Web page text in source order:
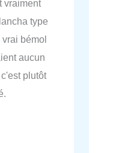
vraiment
type
bémol
aucun
plutôt